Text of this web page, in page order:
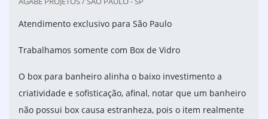
Atendimento exclusivo para São Paulo
Trabalhamos somente com Box de Vidro
O box para banheiro alinha o baixo investimento a
criatividade e sofisticação, afinal, notar que um banheiro
não possui box causa estranheza, pois o item realmente